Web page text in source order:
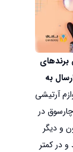
برندهای
به
آرتیشی
چارسوق در
از آمازون و دیگر
در کمتر